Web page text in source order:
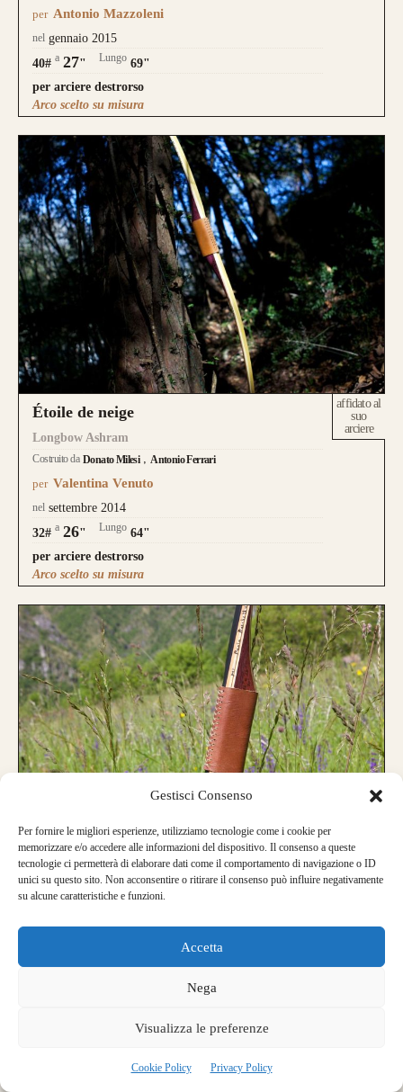
Gestisci Consenso
Per fornire le migliori esperienze, utilizziamo tecnologie come i cookie per
memorizzare e/o accedere alle informazioni del dispositivo. Il consenso a queste
tecnologie ci permetterà di elaborare dati come il comportamento di navigazione o ID
unici su questo sito. Non acconsentire o ritirare il consenso può influire negativamente
su alcune caratteristiche e funzioni.
Accetta
Nega
Visualizza le preferenze
Cookie Policy Privacy Policy
per Antonio Mazzoleni
nel gennaio 2015
40# a 27" Lungo 69"
per arciere destrorso
Arco scelto su misura
Étoile de neige
Longbow Ashram
Costruito da Donato Milesi Antonio Ferrari
per Valentina Venuto
nel settembre 2014
32# a 26" Lungo 64"
per arciere destrorso
affidato al
suo
arciere
Arco scelto su misura
Howard
Costruito da Donato Milesi
per arciere mancino
affidato al
suo